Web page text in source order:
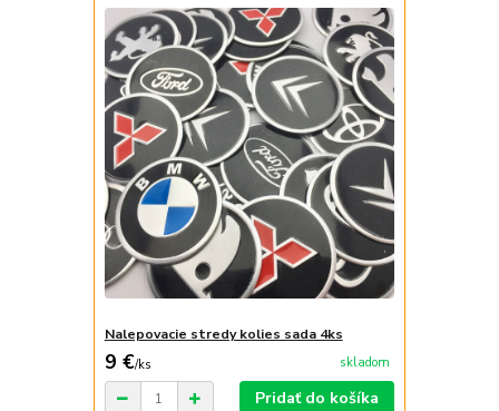
Nalepovacie stredy kolies sada 4ks
9 €/ks skladom
Pridať do košíka